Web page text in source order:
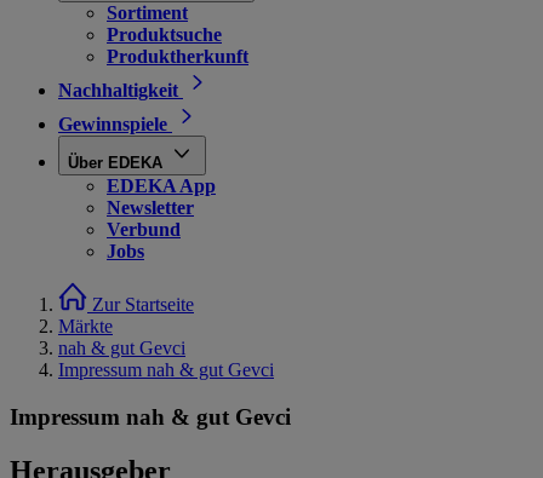
Sortiment
Produktsuche
Produktherkunft
Nachhaltigkeit
Gewinnspiele
Über EDEKA
EDEKA App
Newsletter
Verbund
Jobs
Zur Startseite
Märkte
nah & gut Gevci
Impressum nah & gut Gevci
Impressum nah & gut Gevci
Herausgeber